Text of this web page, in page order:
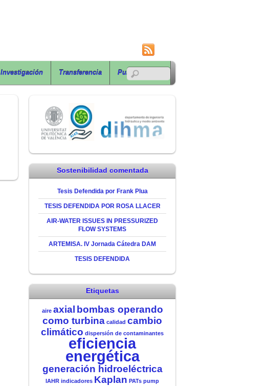
Investigación Transferencia Publicaciones
Sostenibilidad comentada
Tesis Defendida por Frank Plua
TESIS DEFENDIDA POR ROSA LLACER
AIR-WATER ISSUES IN PRESSURIZED
FLOW SYSTEMS
ARTEMISA. IV Jornada Cátedra DAM
TESIS DEFENDIDA
Etiquetas
aire axial bombas operando
como turbina calidad cambio
climático dispersión de contaminantes
eficiencia
energética
generación hidroeléctrica
IAHR indicadores Kaplan PATs pump